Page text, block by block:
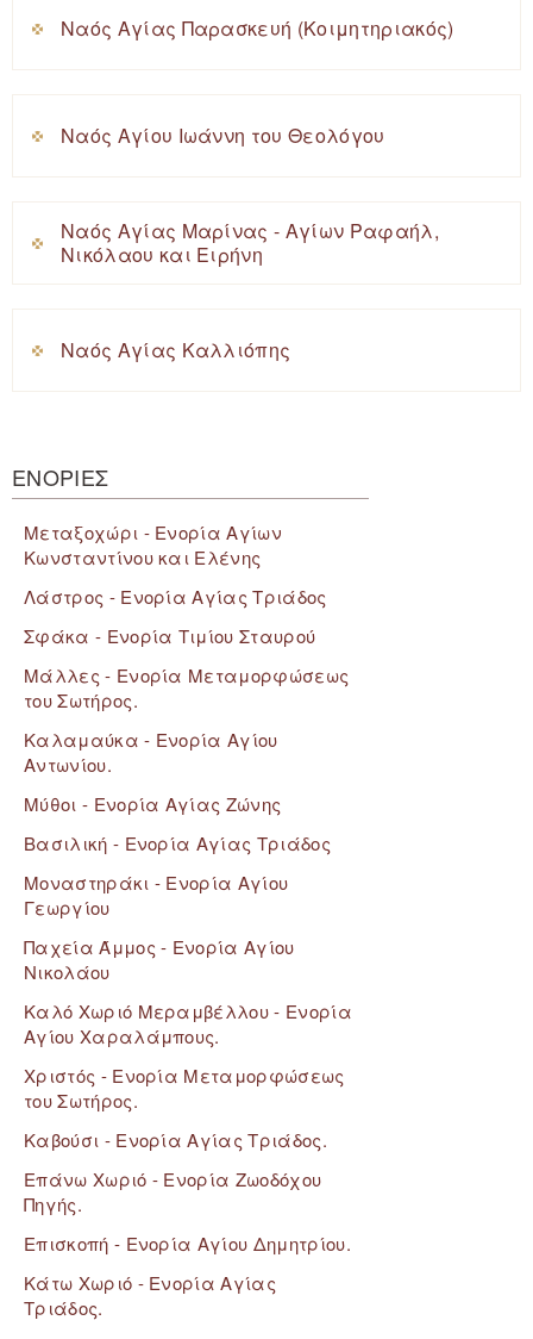
Ναός Αγίας Παρασκευή (Κοιμητηριακός)
Ναός Αγίου Ιωάννη του Θεολόγου
Ναός Αγίας Μαρίνας - Αγίων Ραφαήλ,
Νικόλαου και Ειρήνη
Ναός Αγίας Καλλιόπης
ΕΝΟΡΙΕΣ
Μεταξοχώρι - Ενορία Αγίων
Κωνσταντίνου και Ελένης
Λάστρος - Ενορία Αγίας Τριάδος
Σφάκα - Ενορία Τιμίου Σταυρού
Μάλλες - Ενορία Μεταμορφώσεως
του Σωτήρος.
Καλαμαύκα - Ενορία Αγίου
Αντωνίου.
Μύθοι - Ενορία Αγίας Ζώνης
Βασιλική - Ενορία Αγίας Τριάδος
Μοναστηράκι - Ενορία Αγίου
Γεωργίου
Παχεία Άμμος - Ενορία Αγίου
Νικολάου
Καλό Χωριό Μεραμβέλλου - Ενορία
Αγίου Χαραλάμπους.
Χριστός - Ενορία Μεταμορφώσεως
του Σωτήρος.
Καβούσι - Ενορία Αγίας Τριάδος.
Επάνω Χωριό - Ενορία Ζωοδόχου
Πηγής.
Επισκοπή - Eνορία Αγίου Δημητρίου.
Κάτω Χωριό - Ενορία Αγίας
Τριάδος.